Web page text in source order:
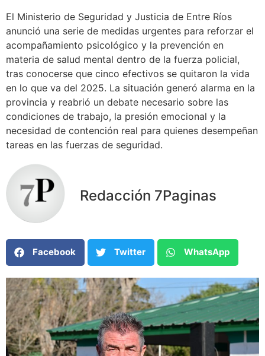
El Ministerio de Seguridad y Justicia de Entre Ríos
anunció una serie de medidas urgentes para reforzar el
acompañamiento psicológico y la prevención en
materia de salud mental dentro de la fuerza policial,
tras conocerse que cinco efectivos se quitaron la vida
en lo que va del 2025. La situación generó alarma en la
provincia y reabrió un debate necesario sobre las
condiciones de trabajo, la presión emocional y la
necesidad de contención real para quienes desempeñan
tareas en las fuerzas de seguridad.
Redacción 7Paginas
Facebook Twitter WhatsApp